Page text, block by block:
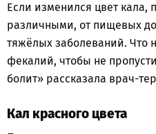
Если изменился цвет кала,
различными, от пищевых
тяжёлых заболеваний. Что
фекалий, чтобы не
болит» рассказала врач-
Кал красного цвета